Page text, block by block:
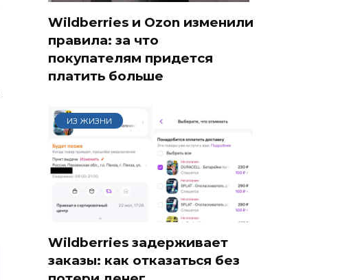
Wildberries и Ozon изменили
правила: за что
покупателям придется
платить больше
ИЗ ЖИЗНИ
Wildberries задерживает
заказы: как отказаться без